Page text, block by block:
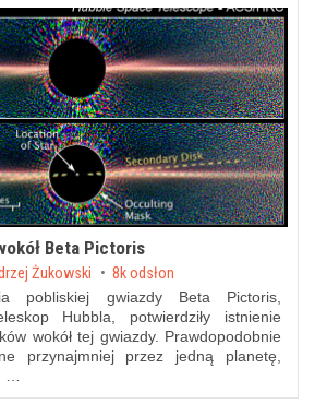
Beta Pictoris
Żukowski 8k odsłon
pobliskiej gwiazdy Beta Pictoris,
Hubbla, potwierdziły istnienie
wokół tej gwiazdy. Prawdopodobnie
przynajmniej przez jedną planetę,
…